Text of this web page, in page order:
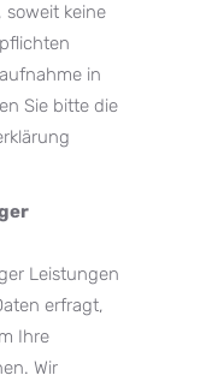
soweit keine
in
Sie bitte die
Leistungen
erfragt,
Ihre
Wir